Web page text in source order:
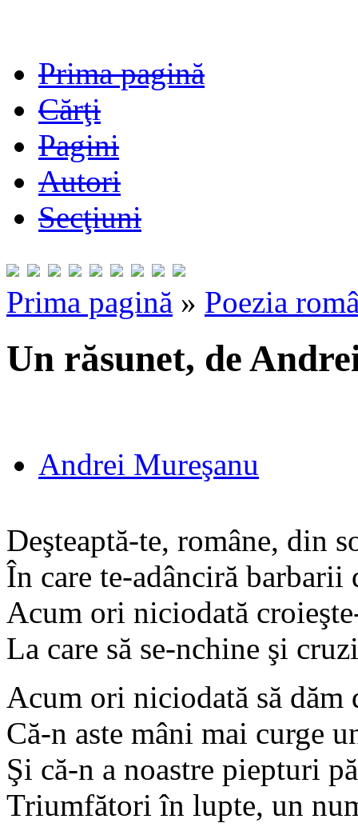
Prima pagină
Cărţi
Pagini
Autori
Secţiuni
Prima pagină » Poezia
Un răsunet, de
Andrei Mureşanu
Deşteaptă-te, române, din
În care te-adânciră barbarii
Acum ori niciodată
La care să se-nchine şi
Acum ori niciodată să dăm
Că-n aste mâni mai curge
Şi că-n a noastre piepturi
Triumfători în lupte, un